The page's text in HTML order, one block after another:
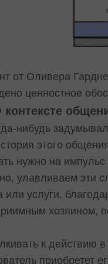
от Оливера
ценностное
контексте
нибудь
этого
нужно на
улавливаем эти
или услуги,
хозяином,
к действию
приобретет